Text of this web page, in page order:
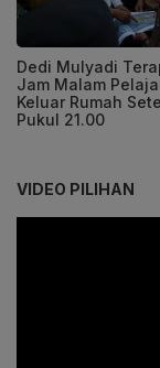
Dedi Mulyadi
Jam Malam
Keluar Rumah
Pukul 21.00
VIDEO PILIHAN